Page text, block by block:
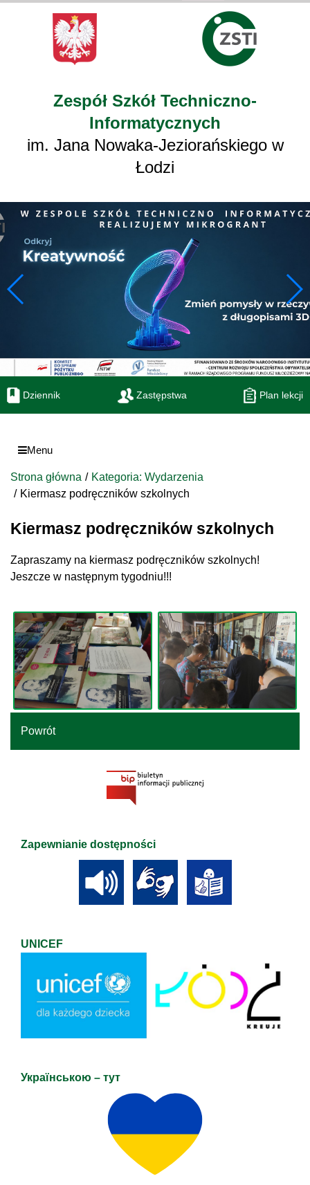
Zespół Szkół Techniczno-
Informatycznych
im. Jana Nowaka-Jeziorańskiego w
Łodzi
Dziennik Zastępstwa Plan lekcji
Menu
Strona główna
Kategoria: Wydarzenia
Kiermasz podręczników szkolnych
Kiermasz podręczników szkolnych
Zapraszamy na kiermasz podręczników szkolnych!
Jeszcze w następnym tygodniu!!!
Powrót
Zapewnianie dostępności
UNICEF
Українською – тут